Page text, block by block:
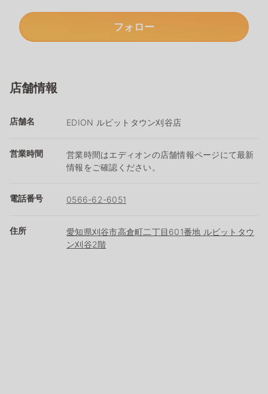
フォロー
店舗情報
店舗名 EDION ルビットタウン刈谷店
営業時間
営業時間はエディオンの店舗情報ページにて最新
情報をご確認ください。
電話番号 0566-62-6051
住所
愛知県刈谷市高倉町二丁目601番地 ルビットタウ
ン刈谷2階